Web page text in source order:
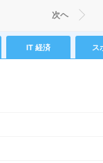
次ヘ
IT 経済 ス